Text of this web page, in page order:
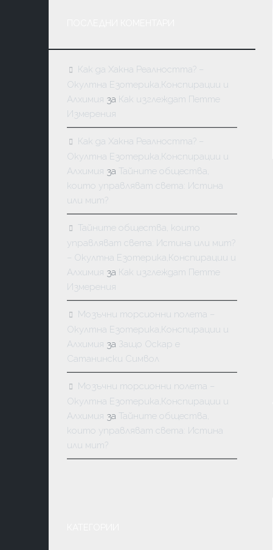
Как да Хакна Реалността? –
Окултна Езотерика,Конспирации и
Алхимия за Как изглеждат Петте
Измерения
Как да Хакна Реалността? –
Окултна Езотерика,Конспирации и
Алхимия за Тайните общества,
които управляват света: Истина
или мит?
Тайните общества, които
управляват света: Истина или мит?
– Окултна Езотерика,Конспирации и
Алхимия за Как изглеждат Петте
Измерения
Мозъчни торсионни полета –
Окултна Езотерика,Конспирации и
Алхимия за Защо Оскар е
Сатанински Символ
Мозъчни торсионни полета –
Окултна Езотерика,Конспирации и
Алхимия за Тайните общества,
които управляват света: Истина
или мит?